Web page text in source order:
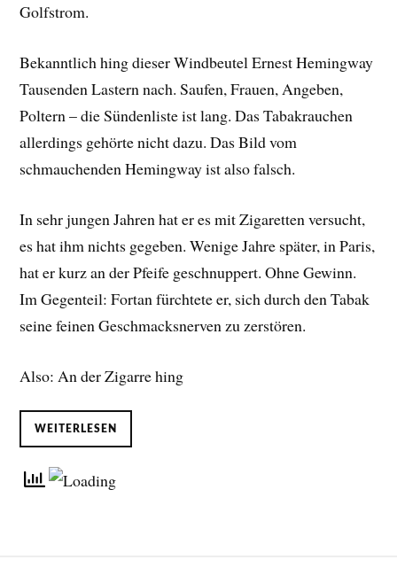
Golfstrom.
Bekanntlich hing dieser Windbeutel Ernest Hemingway
Tausenden Lastern nach. Saufen, Frauen, Angeben,
Poltern – die Sündenliste ist lang. Das Tabakrauchen
allerdings gehörte nicht dazu. Das Bild vom
schmauchenden Hemingway ist also falsch.
In sehr jungen Jahren hat er es mit Zigaretten versucht,
es hat ihm nichts gegeben. Wenige Jahre später, in Paris,
hat er kurz an der Pfeife geschnuppert. Ohne Gewinn.
Im Gegenteil: Fortan fürchtete er, sich durch den Tabak
seine feinen Geschmacksnerven zu zerstören.
Also: An der Zigarre hing
WEITERLESEN